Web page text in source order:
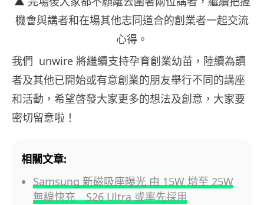
機會與講者和在場其他志同道合的創業者一起交流
心得。
我們 unwire 將繼續支持孕育創業幼苗，陸續為讀
者及其他已開始或有意創業的朋友舉行不同的講座
和活動，希望啓發大家更多的想法及創意，大家要
密切留意啦！
相關文章:
Samsung 新磁吸座曝光 由 15W 增至 25W
無線快充 S26 Ultra 或率先採用